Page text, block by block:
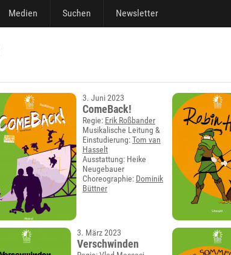
Medien Suchen Newsletter
3. Juni 2023
ComeBack!
Regie: Erik Roßbander
Musikalische Leitung &
Einstudierung:Tom van
Hasselt
Ausstattung: Heike
Neugebauer
Choreographie: Dominik
Büttner
3. März 2023
Verschwinden